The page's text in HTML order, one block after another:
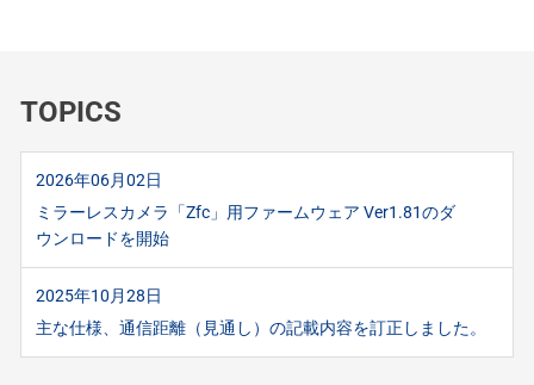
TOPICS
2026年06月02日
ミラーレスカメラ「Zfc」用ファームウェア Ver1.81のダ
ウンロードを開始
2025年10月28日
主な仕様、通信距離（見通し）の記載内容を訂正しました。